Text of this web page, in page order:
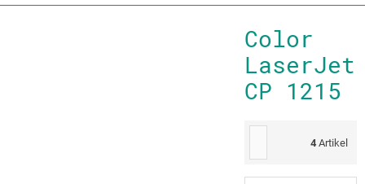
Color
LaserJet
CP 1215
4 Artikel